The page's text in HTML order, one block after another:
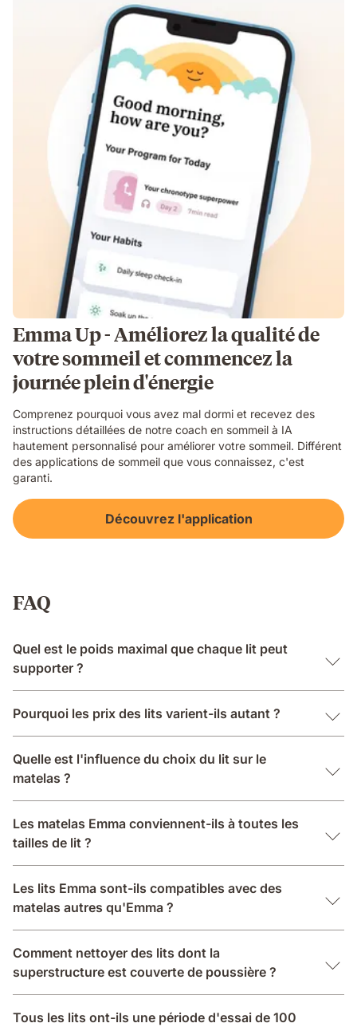
Emma Up - Améliorez la qualité de
votre sommeil et commencez la
journée plein d'énergie
Comprenez pourquoi vous avez mal dormi et recevez des
instructions détaillées de notre coach en sommeil à IA
hautement personnalisé pour améliorer votre sommeil. Différent
des applications de sommeil que vous connaissez, c'est
garanti.
Découvrez l'application
FAQ
Quel est le poids maximal que chaque lit peut
supporter ?
Pourquoi les prix des lits varient-ils autant ?
Quelle est l'influence du choix du lit sur le
matelas ?
Les matelas Emma conviennent-ils à toutes les
tailles de lit ?
Les lits Emma sont-ils compatibles avec des
matelas autres qu'Emma ?
Comment nettoyer des lits dont la
superstructure est couverte de poussière ?
Tous les lits ont-ils une période d'essai de 100